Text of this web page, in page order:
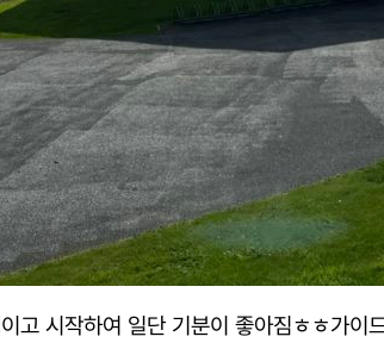
고 시작하여 일단 기분이 좋아짐ㅎㅎ가